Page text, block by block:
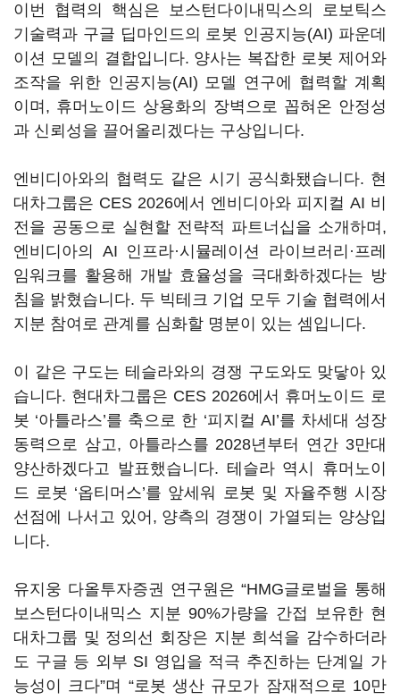
이번 협력의 핵심은 보스턴다이내믹스의 로보틱스
기술력과 구글 딥마인드의 로봇 인공지능(AI) 파운데
이션 모델의 결합입니다. 양사는 복잡한 로봇 제어와
조작을 위한 인공지능(AI) 모델 연구에 협력할 계획
이며, 휴머노이드 상용화의 장벽으로 꼽혀온 안정성
과 신뢰성을 끌어올리겠다는 구상입니다.
엔비디아와의 협력도 같은 시기 공식화됐습니다. 현
대차그룹은 CES 2026에서 엔비디아와 피지컬 AI 비
전을 공동으로 실현할 전략적 파트너십을 소개하며,
엔비디아의 AI 인프라·시뮬레이션 라이브러리·프레
임워크를 활용해 개발 효율성을 극대화하겠다는 방
침을 밝혔습니다. 두 빅테크 기업 모두 기술 협력에서
지분 참여로 관계를 심화할 명분이 있는 셈입니다.
이 같은 구도는 테슬라와의 경쟁 구도와도 맞닿아 있
습니다. 현대차그룹은 CES 2026에서 휴머노이드 로
봇 ‘아틀라스’를 축으로 한 ‘피지컬 AI’를 차세대 성장
동력으로 삼고, 아틀라스를 2028년부터 연간 3만대
양산하겠다고 발표했습니다. 테슬라 역시 휴머노이
드 로봇 ‘옵티머스’를 앞세워 로봇 및 자율주행 시장
선점에 나서고 있어, 양측의 경쟁이 가열되는 양상입
니다.
유지웅 다올투자증권 연구원은 “HMG글로벌을 통해
보스턴다이내믹스 지분 90%가량을 간접 보유한 현
대차그룹 및 정의선 회장은 지분 희석을 감수하더라
도 구글 등 외부 SI 영입을 적극 추진하는 단계일 가
능성이 크다”며 “로봇 생산 규모가 잠재적으로 10만